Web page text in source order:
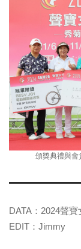
頒獎典禮與會
DATA：2024聲
EDIT：Jimmy